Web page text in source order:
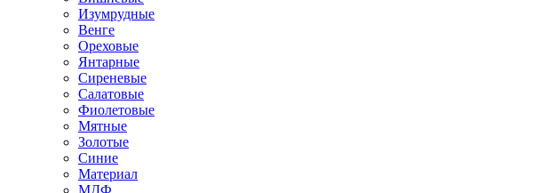
Изумрудные
Венге
Ореховые
Янтарные
Сиреневые
Салатовые
Фиолетовые
Мятные
Золотые
Синие
Материал
МДФ